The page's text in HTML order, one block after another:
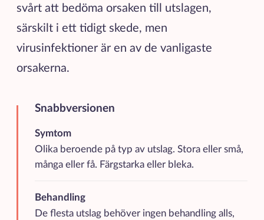
svårt att bedöma orsaken till utslagen,
särskilt i ett tidigt skede, men
virusinfektioner är en av de vanligaste
orsakerna.
Snabbversionen
Kortfattad sammanfattning av de viktigaste
Symtom
Olika beroende på typ av utslag. Stora eller små,
många eller få. Färgstarka eller bleka.
Behandling
De flesta utslag behöver ingen behandling alls,